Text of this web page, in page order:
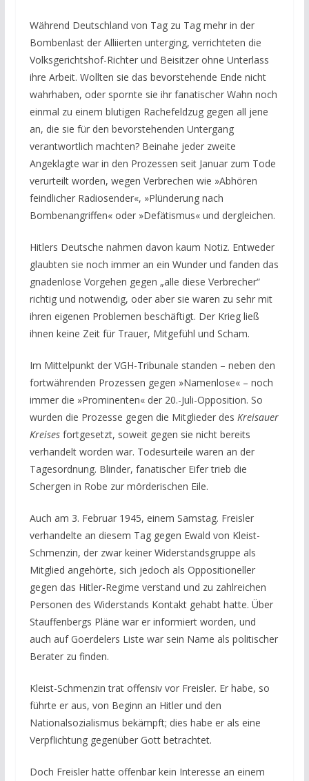
Während Deutschland von Tag zu Tag mehr in der
Bombenlast der Alliierten unterging, verrichteten die
Volksgerichtshof-Richter und Beisitzer ohne Unterlass
ihre Arbeit. Wollten sie das bevorstehende Ende nicht
wahrhaben, oder spornte sie ihr fanatischer Wahn noch
einmal zu einem blutigen Rachefeldzug gegen all jene
an, die sie für den bevorstehenden Untergang
verantwortlich machten? Beinahe jeder zweite
Angeklagte war in den Prozessen seit Januar zum Tode
verurteilt worden, wegen Verbrechen wie »Abhören
feindlicher Radiosender«, »Plünderung nach
Bombenangriffen« oder »Defätismus« und dergleichen.
Hitlers Deutsche nahmen davon kaum Notiz. Entweder
glaubten sie noch immer an ein Wunder und fanden das
gnadenlose Vorgehen gegen „alle diese Verbrecher“
richtig und notwendig, oder aber sie waren zu sehr mit
ihren eigenen Problemen beschäftigt. Der Krieg ließ
ihnen keine Zeit für Trauer, Mitgefühl und Scham.
Im Mittelpunkt der VGH-Tribunale standen – neben den
fortwährenden Prozessen gegen »Namenlose« – noch
immer die »Prominenten« der 20.-Juli-Opposition. So
wurden die Prozesse gegen die Mitglieder des Kreisauer
Kreisesfortgesetzt, soweit gegen sie nicht bereits
verhandelt worden war. Todesurteile waren an der
Tagesordnung. Blinder, fanatischer Eifer trieb die
Schergen in Robe zur mörderischen Eile.
Auch am 3. Februar 1945, einem Samstag. Freisler
verhandelte an diesem Tag gegen Ewald von Kleist-
Schmenzin, der zwar keiner Widerstandsgruppe als
Mitglied angehörte, sich jedoch als Oppositioneller
gegen das Hitler-Regime verstand und zu zahlreichen
Personen des Widerstands Kontakt gehabt hatte. Über
Stauffenbergs Pläne war er informiert worden, und
auch auf Goerdelers Liste war sein Name als politischer
Berater zu finden.
Kleist-Schmenzin trat offensiv vor Freisler. Er habe, so
führte er aus, von Beginn an Hitler und den
Nationalsozialismus bekämpft; dies habe er als eine
Verpflichtung gegenüber Gott betrachtet.
Doch Freisler hatte offenbar kein Interesse an einem